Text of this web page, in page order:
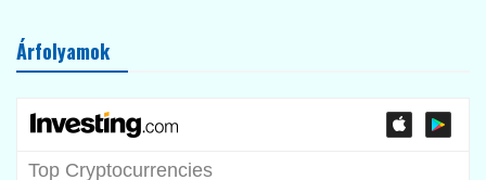
Árfolyamok